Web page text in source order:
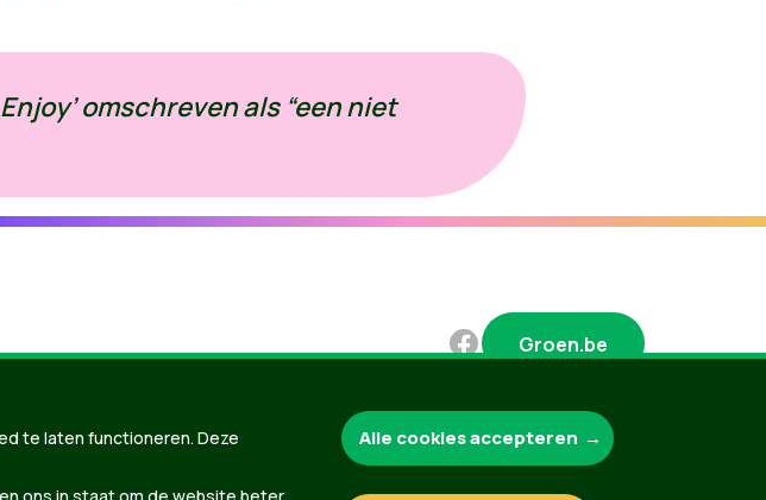
omschreven als “een niet
Groen.be
ContactPrivacybeleid
te laten functioneren. Deze
Alle cookies accepteren